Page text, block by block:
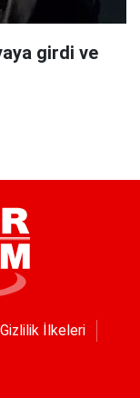
girdi ve
Gizlilik İlkeleri